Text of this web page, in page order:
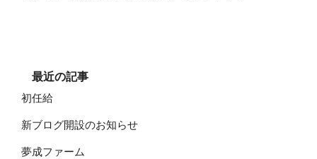
最近の記事
初任給
新ブログ開設のお知らせ
夢成ファーム